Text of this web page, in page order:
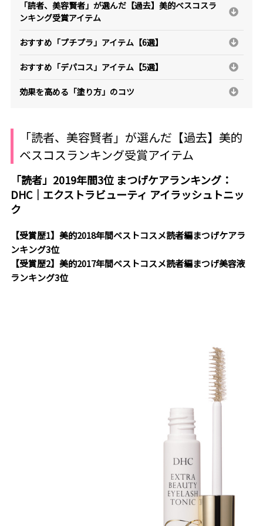
「読者、美容賢者」が選んだ【過去】美的ベスコスラ
ンキング受賞アイテム
おすすめ「プチプラ」アイテム【6選】
おすすめ「デパコス」アイテム【5選】
効果を高める「塗り方」のコツ
「読者、美容賢者」が選んだ【過去】美的
ベスコスランキング受賞アイテム
「読者」2019年間3位 まつげケアランキング：
DHC｜エクストラビューティ アイラッシュトニッ
ク
【受賞歴1】美的2018年間ベストコスメ読者編まつげケアラ
ンキング3位
【受賞歴2】美的2017年間ベストコスメ読者編まつげ美容液
ランキング3位